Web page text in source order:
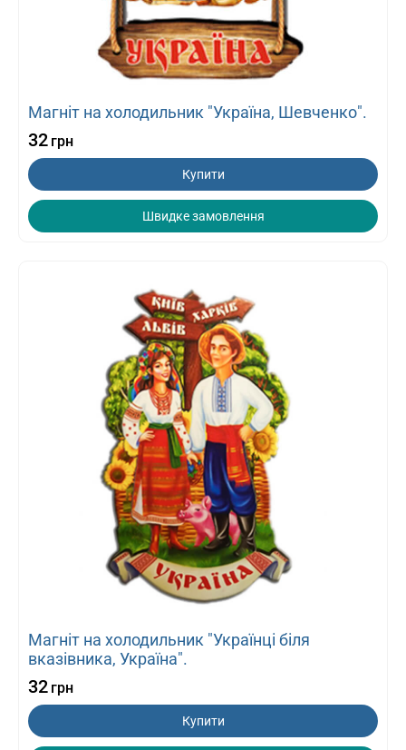
Магніт на холодильник "Україна, Шевченко".
32 грн
Купити
Швидке замовлення
Магніт на холодильник "Українці біля
вказівника, Україна".
32 грн
Купити